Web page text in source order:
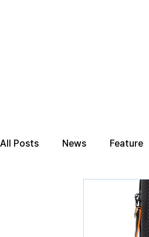
All Posts News Feature